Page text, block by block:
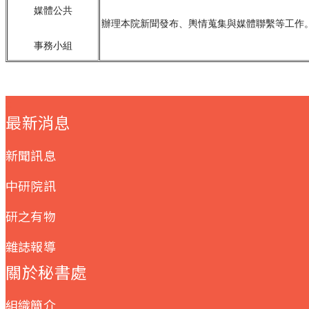
媒體公共
事務小組
辦理本院新聞發布、輿情蒐集與媒體聯繫等工作
最新消息
新聞訊息
中研院訊
研之有物
雜誌報導
關於秘書處
組織簡介